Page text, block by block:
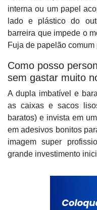
interna ou um papel
lado e plástico do
barreira que impede o
Fuja de papelão
Como posso
sem gastar muito
A dupla imbatível e
as caixas e sacos
baratos) e invista em
em adesivos bonitos
imagem super
grande investimento